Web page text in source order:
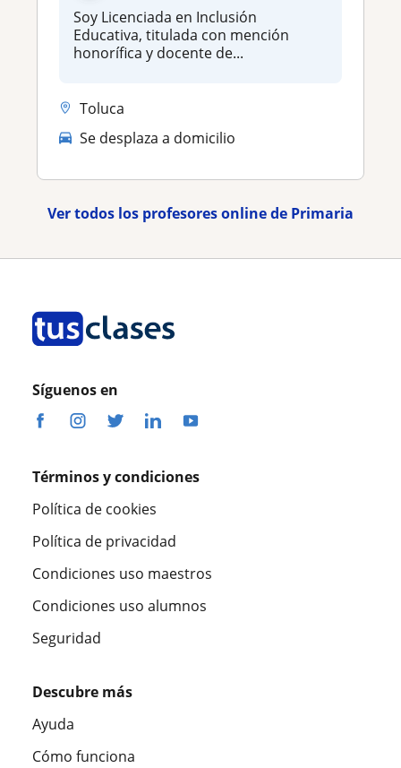
Soy Licenciada en Inclusión
Educativa, titulada con mención
honorífica y docente de...
Toluca
Se desplaza a domicilio
Ver todos los profesores online de Primaria
Síguenos en
Términos y condiciones
Política de cookies
Política de privacidad
Condiciones uso maestros
Condiciones uso alumnos
Seguridad
Descubre más
Ayuda
Cómo funciona